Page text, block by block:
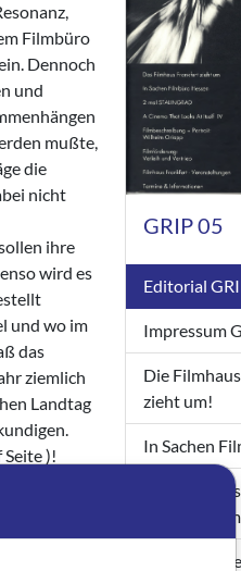
Filmbüro
Dennoch
und
mußte,
die
nicht
ihre
wird es
und wo im
das
ziemlich
Landtag
)!
eines ist
Krise der
GRIP 05
Editorial
Impressum
Die
zieht um!
In Sachen
Die
Stalingrad
Kunst und